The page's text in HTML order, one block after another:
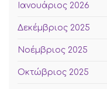
Ιανουάριος 2026
Δεκέμβριος 2025
Νοέμβριος 2025
Οκτώβριος 2025